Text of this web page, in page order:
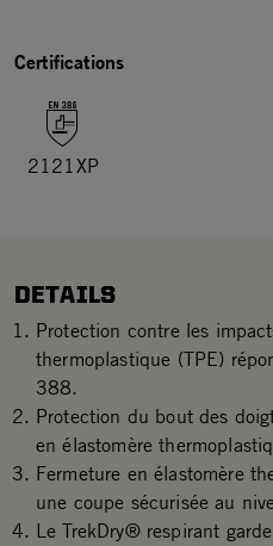
Certifications
2121XP
DETAILS
Protection contre les
thermoplastique (TPE)
388.
Protection du bout des
en élastomère
Fermeture en élastomère
une coupe sécurisée au
Le TrekDry® respirant